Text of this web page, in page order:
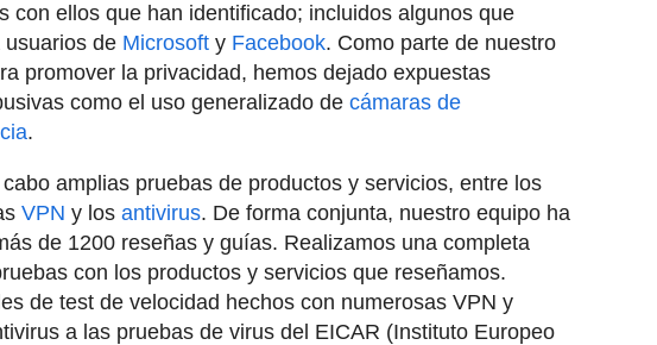
con ellos que han identificado; incluidos algunos que
de Microsoft y Facebook. Como parte de nuestro
promover la privacidad, hemos dejado expuestas
como el uso generalizado de cámaras de
.
amplias pruebas de productos y servicios, entre los
VPN y los antivirus. De forma conjunta, nuestro equipo ha
de 1200 reseñas y guías. Realizamos una completa
con los productos y servicios que reseñamos.
de test de velocidad hechos con numerosas VPN y
a las pruebas de virus del EICAR (Instituto Europeo